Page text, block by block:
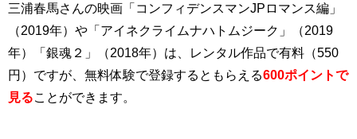
三浦春馬さんの映画「コンフィデンスマンJPロマンス編」
（2019年）や「アイネクライムナハトムジーク」（2019
年）「銀魂２」（2018年）は、レンタル作品で有料（550
円）ですが、無料体験で登録するともらえる600ポイントで
見る ことができます。